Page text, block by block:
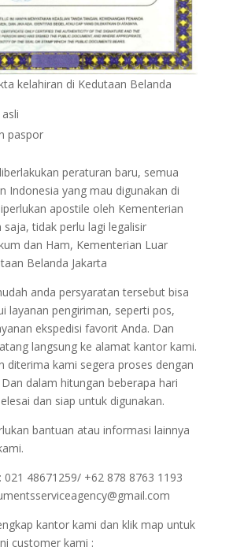
kelahiran di Kedutaan Belanda
paspor
peraturan baru, semua
Indonesia yang mau digunakan di
apostile oleh Kementerian
saja, tidak perlu lagi legalisir
dan Ham, Kementerian Luar
Belanda Jakarta
anda persyaratan tersebut bisa
layanan pengiriman, seperti pos,
ekspedisi favorit Anda. Dan
langsung ke alamat kantor kami.
diterima kami segera proses dengan
dalam hitungan beberapa hari
dan siap untuk digunakan.
bantuan atau informasi lainnya
021 48671259/ +62 878 8763 1193
kantor kami dan klik map untuk
customer kami :